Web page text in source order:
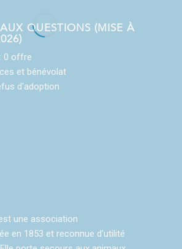
QUESTIONS (MISE À
0 offre
et bénévolat
d'adoption
une association
en 1853 et reconnue d'utilité